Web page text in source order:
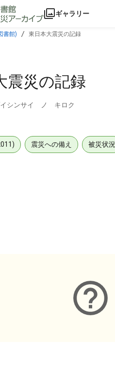
ギャラリー
書館) 東日本大震災の記録
震災の記録
シンサイ ノ キロク
震災への備え 被災状況